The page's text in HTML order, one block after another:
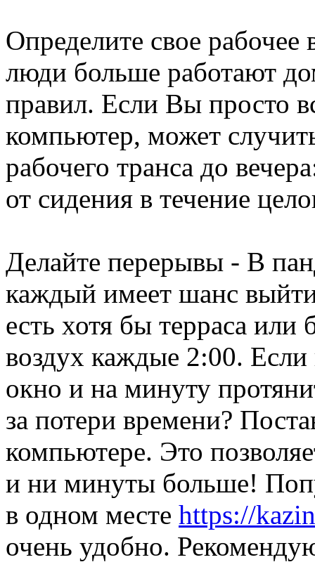
Определите свое
люди больше работают
правил. Если Вы просто
компьютер, может
рабочего транса до
от сидения в течение
Делайте перерывы - В
каждый имеет шанс
есть хотя бы терраса
воздух каждые 2:00. Если
окно и на минуту
за потери времени?
компьютере. Это
и ни минуты больше!
в одном месте https://
очень удобно.